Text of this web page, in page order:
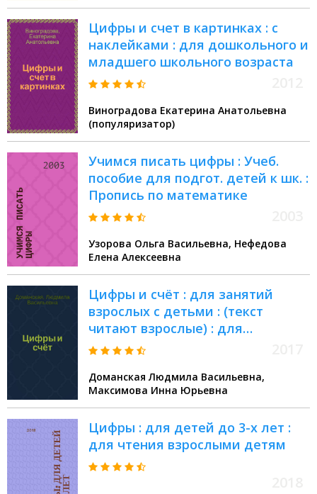
Цифры и счет в картинках : с
наклейками : для дошкольного и
младшего школьного возраста
Виноградова Екатерина Анатольевна
(популяризатор)
Учимся писать цифры : Учеб.
пособие для подгот. детей к шк. :
Пропись по математике
Узорова Ольга Васильевна, Нефедова
Елена Алексеевна
Цифры и счёт : для занятий
взрослых с детьми : (текст
читают взрослые) : для
дошкольного возраста
Доманская Людмила Васильевна,
Максимова Инна Юрьевна
Цифры : для детей до 3-х лет :
для чтения взрослыми детям